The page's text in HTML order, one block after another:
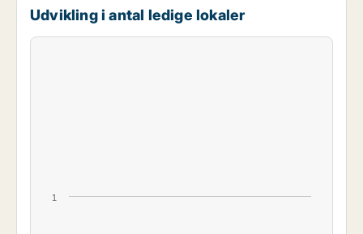
Udvikling i antal ledige lokaler
1